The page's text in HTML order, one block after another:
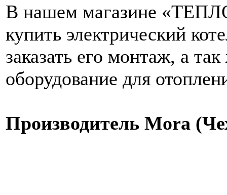
В нашем магазине
купить электрический
заказать его монтаж, а
оборудование для
Производитель Mora